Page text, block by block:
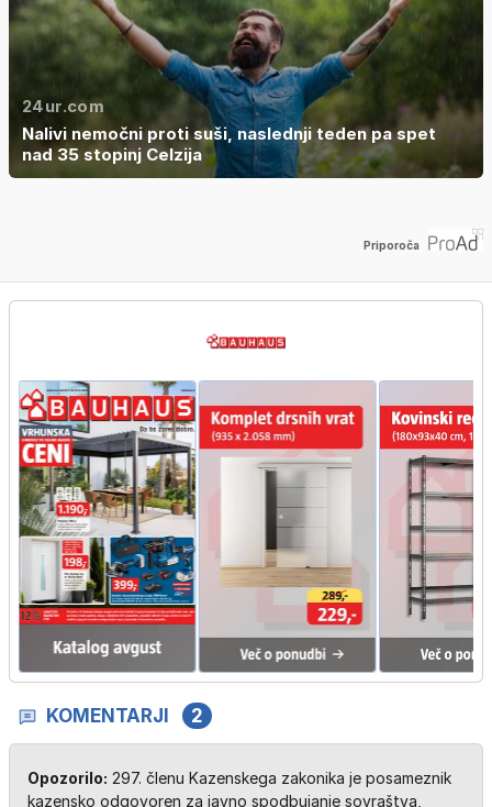
24ur.com
Nalivi nemočni proti suši, naslednji teden pa spet
nad 35 stopinj Celzija
Priporoča
KOMENTARJI 2
Opozorilo: 297. členu Kazenskega zakonika je posameznik
kazensko odgovoren za javno spodbujanje sovraštva,